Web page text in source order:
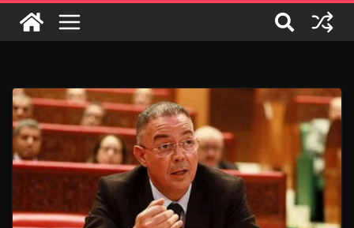
destinada a consolidar la posición de Marruecos
en una economía mundial competitiva (politólogo
marroquí-estadounidense)